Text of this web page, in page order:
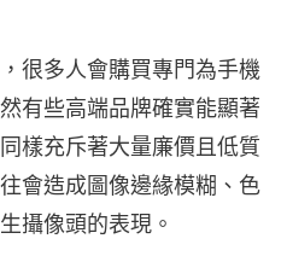
很多人會購買專門為手機
有些高端品牌確實能顯著
樣充斥著大量廉價且低質
會造成圖像邊緣模糊、色
攝像頭的表現。